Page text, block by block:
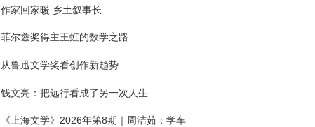
作家回家暖 乡土叙事长
菲尔兹奖得主王虹的数学之路
从鲁迅文学奖看创作新趋势
钱文亮：把远行看成了另一次人生
《上海文学》2026年第8期｜周洁茹：学车